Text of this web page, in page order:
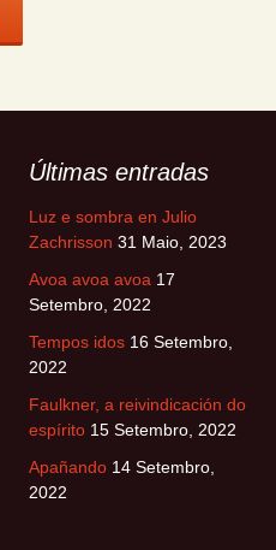
Últimas entradas
Luz e sombra en Julio
Zachrisson 31 Maio, 2023
Avoa avoa avoa 17
Setembro, 2022
Tempos idos 16 Setembro,
2022
Faulkner, a reivindicación do
espírito 15 Setembro, 2022
Apañando 14 Setembro,
2022